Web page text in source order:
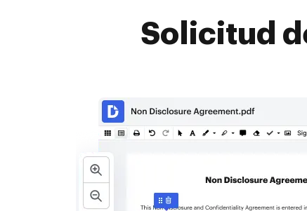
Solicitud